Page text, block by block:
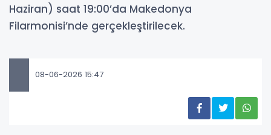
Haziran) saat 19:00’da Makedonya
Filarmonisi’nde gerçekleştirilecek.
08-06-2026 15:47